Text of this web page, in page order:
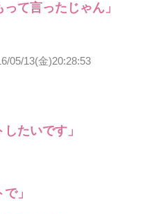
て言ったじゃん」
05/13(金)20:28:53
たいです」
」